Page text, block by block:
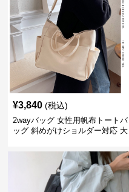
¥3,840 (税込)
2wayバッグ 女性用帆布トートバ
ッグ 斜めがけショルダー対応 大